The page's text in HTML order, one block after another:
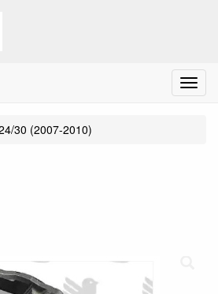
Menu
30 (2007-2010)